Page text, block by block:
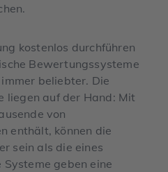
kostenlos durchführen
Bewertungssysteme
beliebter. Die
liegen auf der Hand: Mit
von
enthält, können die
sein als die eines
geben eine